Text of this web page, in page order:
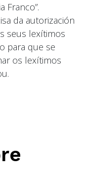
Franco”.
da autorización
seus lexítimos
para que se
os lexítimos